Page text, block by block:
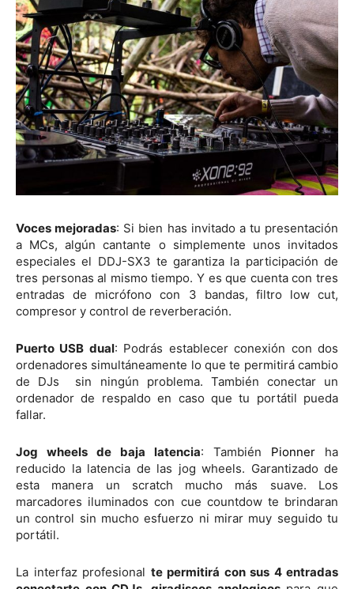
Voces mejoradas: Si bien has invitado a tu presentación
a MCs, algún cantante o simplemente unos invitados
especiales el DDJ-SX3 te garantiza la participación de
tres personas al mismo tiempo. Y es que cuenta con tres
entradas de micrófono con 3 bandas, filtro low cut,
compresor y control de reverberación.
Puerto USB dual: Podrás establecer conexión con dos
ordenadores simultáneamente lo que te permitirá cambio
de DJs sin ningún problema. También conectar un
ordenador de respaldo en caso que tu portátil pueda
fallar.
Jog wheels de baja latencia: También Pionner ha
reducido la latencia de las jog wheels. Garantizado de
esta manera un scratch mucho más suave. Los
marcadores iluminados con cue countdow te brindaran
un control sin mucho esfuerzo ni mirar muy seguido tu
portátil.
La interfaz profesional te permitirá con sus 4 entradas